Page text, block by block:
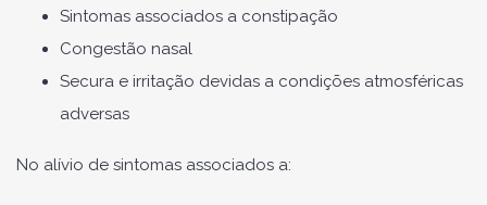
Sintomas associados a constipação
Congestão nasal
Secura e irritação devidas a condições atmosféricas
adversas
No alívio de sintomas associados a: